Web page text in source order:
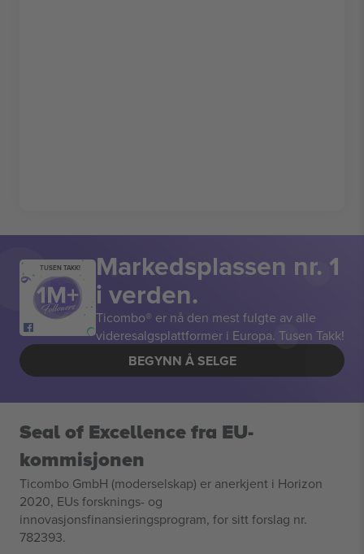
TUSEN TAKK! Markedsplassen nr. 1
i verden.
Ticombo® er nå den mest fulgte av alle
videresalgsplattformer i Europa. Tusen Takk!
BEGYNN Å SELGE
Seal of Excellence fra EU-
kommisjonen
Ticombo GmbH (moderselskap) er anerkjent i Horizon
2020, EUs forsknings- og
innovasjonsfinansieringsprogram, for sitt forslag nr.
782393.